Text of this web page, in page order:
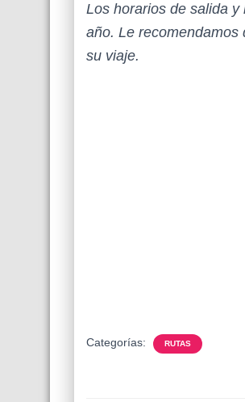
Los horarios de salida
año. Le recomendamos
su viaje.
Categorías: RUTAS